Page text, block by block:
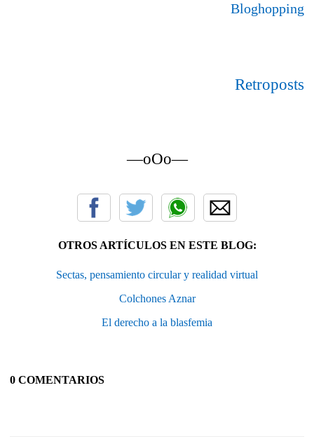
Bloghopping
Retroposts
—oOo—
OTROS ARTÍCULOS EN ESTE BLOG:
Sectas, pensamiento circular y realidad virtual
Colchones Aznar
El derecho a la blasfemia
0 COMENTARIOS